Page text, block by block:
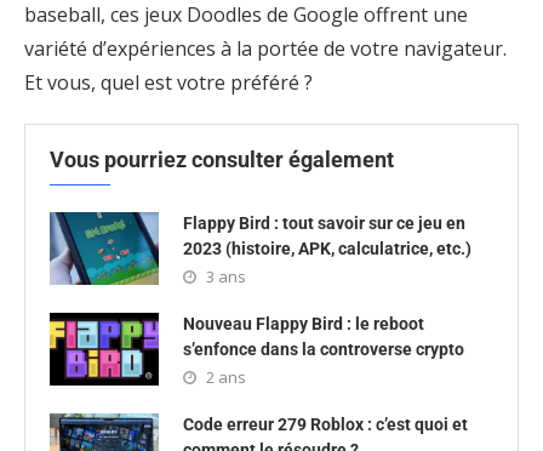
baseball, ces jeux Doodles de Google offrent une
variété d’expériences à la portée de votre navigateur.
Et vous, quel est votre préféré ?
Vous pourriez consulter également
Flappy Bird : tout savoir sur ce jeu en
2023 (histoire, APK, calculatrice, etc.)
3 ans
Nouveau Flappy Bird : le reboot
s’enfonce dans la controverse crypto
2 ans
Code erreur 279 Roblox : c’est quoi et